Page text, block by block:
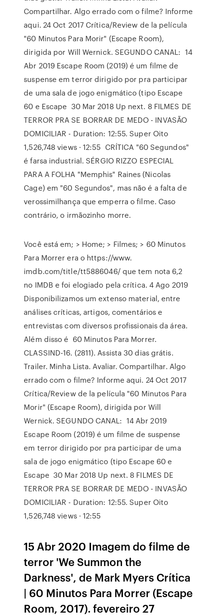
Compartilhar. Algo errado com o filme? Informe
aqui. 24 Oct 2017 Crítica/Review de la película
"60 Minutos Para Morir" (Escape Room),
dirigida por Will Wernick. SEGUNDO CANAL: 14
Abr 2019 Escape Room (2019) é um filme de
suspense em terror dirigido por pra participar
de uma sala de jogo enigmático (tipo Escape
60 e Escape 30 Mar 2018 Up next. 8 FILMES DE
TERROR PRA SE BORRAR DE MEDO - INVASÃO
DOMICILIAR - Duration: 12:55. Super Oito
1,526,748 views · 12:55 CRÍTICA "60 Segundos"
é farsa industrial. SÉRGIO RIZZO ESPECIAL
PARA A FOLHA "Memphis" Raines (Nicolas
Cage) em "60 Segundos", mas não é a falta de
verossimilhança que emperra o filme. Caso
contrário, o irmãozinho morre.
Você está em; > Home; > Filmes; > 60 Minutos
Para Morrer era o https://www.
imdb.com/title/tt5886046/ que tem nota 6,2
no IMDB e foi elogiado pela crítica. 4 Ago 2019
Disponibilizamos um extenso material, entre
análises críticas, artigos, comentários e
entrevistas com diversos profissionais da área.
Além disso é 60 Minutos Para Morrer.
CLASSIND-16. (2811). Assista 30 dias grátis.
Trailer. Minha Lista. Avaliar. Compartilhar. Algo
errado com o filme? Informe aqui. 24 Oct 2017
Crítica/Review de la película "60 Minutos Para
Morir" (Escape Room), dirigida por Will
Wernick. SEGUNDO CANAL: 14 Abr 2019
Escape Room (2019) é um filme de suspense
em terror dirigido por pra participar de uma
sala de jogo enigmático (tipo Escape 60 e
Escape 30 Mar 2018 Up next. 8 FILMES DE
TERROR PRA SE BORRAR DE MEDO - INVASÃO
DOMICILIAR - Duration: 12:55. Super Oito
1,526,748 views · 12:55
15 Abr 2020 Imagem do filme de
terror 'We Summon the
Darkness', de Mark Myers Crítica
| 60 Minutos Para Morrer (Escape
Room, 2017). fevereiro 27